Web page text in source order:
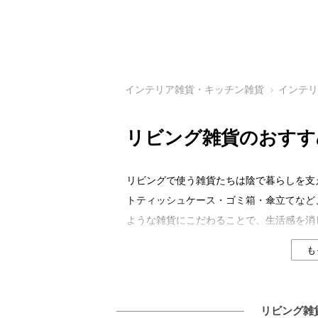
インテリア雑貨・キッチン雑貨 インテ
リビング雑貨のおす
リビングで使う雑貨たちは陰で暮らしを
トティッシュケース・ゴミ箱・傘立てな
ような雑貨にこだわることで、生活感を
す。こちらのページでは、リビング雑貨
リビング